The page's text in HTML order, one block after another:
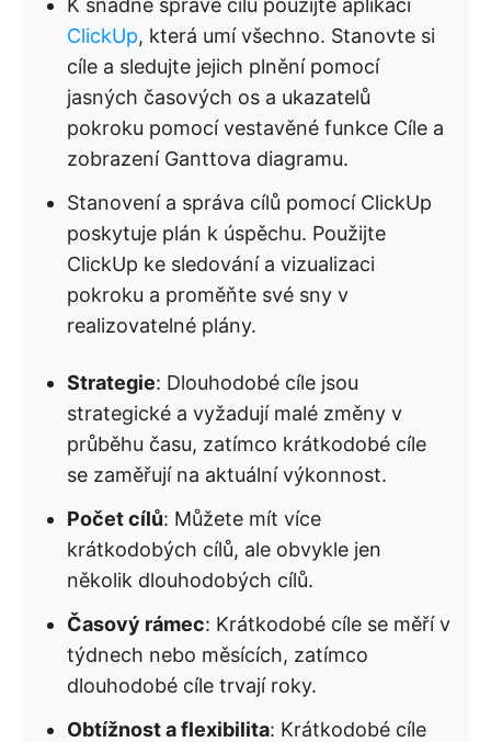
K snadné správě cílů použijte aplikaci
ClickUp, která umí všechno. Stanovte si
cíle a sledujte jejich plnění pomocí
jasných časových os a ukazatelů
pokroku pomocí vestavěné funkce Cíle a
zobrazení Ganttova diagramu.
Stanovení a správa cílů pomocí ClickUp
poskytuje plán k úspěchu. Použijte
ClickUp ke sledování a vizualizaci
pokroku a proměňte své sny v
realizovatelné plány.
Strategie: Dlouhodobé cíle jsou
strategické a vyžadují malé změny v
průběhu času, zatímco krátkodobé cíle
se zaměřují na aktuální výkonnost.
Počet cílů: Můžete mít více
krátkodobých cílů, ale obvykle jen
několik dlouhodobých cílů.
Časový rámec: Krátkodobé cíle se měří v
týdnech nebo měsících, zatímco
dlouhodobé cíle trvají roky.
Obtížnost a flexibilita: Krátkodobé cíle